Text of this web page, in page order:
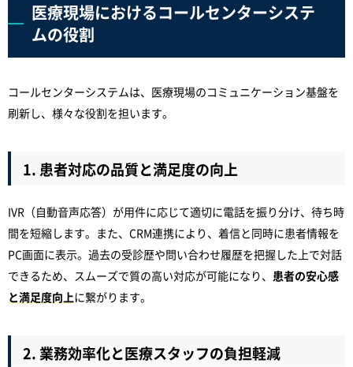
医療現場におけるコールセンターシステ
ムの役割
コールセンターシステムは、医療現場のコミュニケーション基盤を
刷新し、様々な役割を担います。
1. 患者対応の品質と満足度の向上
IVR（自動音声応答）が用件に応じて適切に電話を振り分け、待ち時
間を短縮します。また、CRM連携により、着信と同時に患者情報を
PC画面に表示。過去の受診歴や問い合わせ履歴を把握した上で対話
できるため、スムーズで質の高い対応が可能になり、 患者の安心感
と満足度向上に繋がります。
2. 業務効率化と医療スタッフの負担軽減